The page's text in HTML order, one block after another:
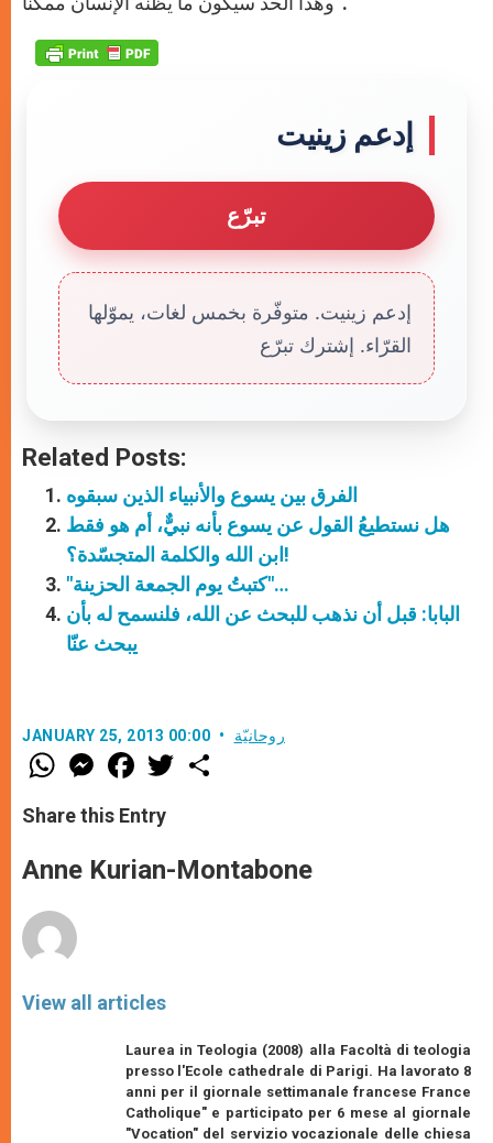
إدعم زينيت
تبرّع
إدعم زينيت. متوفّرة بخمس لغات، يموّلها
القرّاء. إشترك تبرّع
Related Posts:
الفرق بين يسوع والأنبياء الذين سبقوه
هل نستطيعُ القول عن يسوع بأنه نبيٌّ، أم هو فقط
ابن الله والكلمة المتجسّدة؟!
"كتبتُ يوم الجمعة الحزينة"…
البابا: قبل أن نذهب للبحث عن الله، فلنسمح له بأن
يبحث عنّا
JANUARY 25, 2013 00:00 روحانيّة
W
h
t
s
p
p
M
e
s
e
g
e
F
a
e
b
o
k
w
r
Share this Entry
Anne Kurian-Montabone
View all articles
Laurea in Teologia (2008) alla Facoltà di teologia
presso l'Ecole cathedrale di Parigi. Ha lavorato 8
anni per il giornale settimanale francese France
Catholique" e participato per 6 mese al giornale
"Vocation" del servizio vocazionale delle chiesa